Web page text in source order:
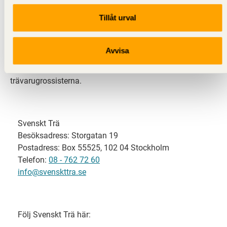
Tillåt urval
Avvisa
Svenskt Trä representerar svensk sågverksindustri
och är en del av branschorganisationen
svensk limträ-, KL-trä- och förpackningsindustri samt
trävarugrossisterna.
Svenskt Trä
Besöksadress: Storgatan 19
Postadress: Box 55525, 102 04 Stockholm
Telefon: 08 - 762 72 60
info@svenskttra.se
Följ Svenskt Trä här: